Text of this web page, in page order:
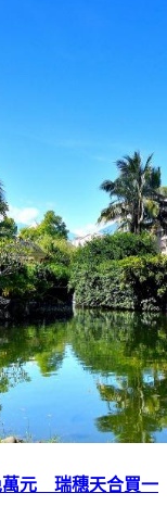
元 瑞穗天合買一